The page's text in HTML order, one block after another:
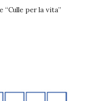
“Culle per la vita”